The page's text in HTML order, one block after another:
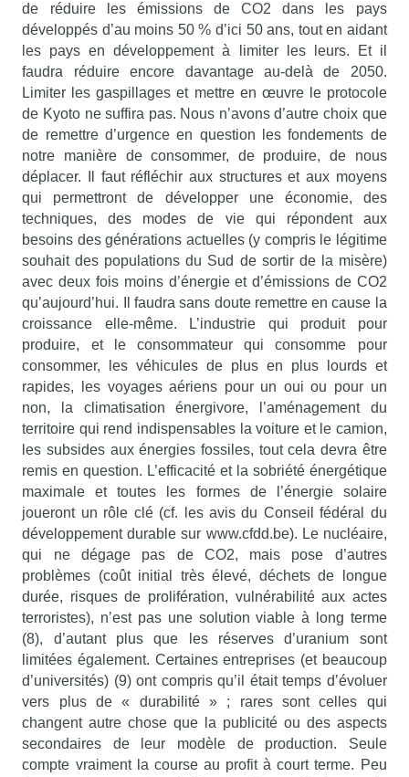
de réduire les émissions de CO2 dans les pays
développés d’au moins 50 % d’ici 50 ans, tout en aidant
les pays en développement à limiter les leurs. Et il
faudra réduire encore davantage au-delà de 2050.
Limiter les gaspillages et mettre en œuvre le protocole
de Kyoto ne suffira pas. Nous n’avons d’autre choix que
de remettre d’urgence en question les fondements de
notre manière de consommer, de produire, de nous
déplacer. Il faut réfléchir aux structures et aux moyens
qui permettront de développer une économie, des
techniques, des modes de vie qui répondent aux
besoins des générations actuelles (y compris le légitime
souhait des populations du Sud de sortir de la misère)
avec deux fois moins d’énergie et d’émissions de CO2
qu’aujourd’hui. Il faudra sans doute remettre en cause la
croissance elle-même. L’industrie qui produit pour
produire, et le consommateur qui consomme pour
consommer, les véhicules de plus en plus lourds et
rapides, les voyages aériens pour un oui ou pour un
non, la climatisation énergivore, l’aménagement du
territoire qui rend indispensables la voiture et le camion,
les subsides aux énergies fossiles, tout cela devra être
remis en question. L’efficacité et la sobriété énergétique
maximale et toutes les formes de l’énergie solaire
joueront un rôle clé (cf. les avis du Conseil fédéral du
développement durable sur www.cfdd.be). Le nucléaire,
qui ne dégage pas de CO2, mais pose d’autres
problèmes (coût initial très élevé, déchets de longue
durée, risques de prolifération, vulnérabilité aux actes
terroristes), n’est pas une solution viable à long terme
(8), d’autant plus que les réserves d’uranium sont
limitées également. Certaines entreprises (et beaucoup
d’universités) (9) ont compris qu’il était temps d’évoluer
vers plus de « durabilité » ; rares sont celles qui
changent autre chose que la publicité ou des aspects
secondaires de leur modèle de production. Seule
compte vraiment la course au profit à court terme. Peu